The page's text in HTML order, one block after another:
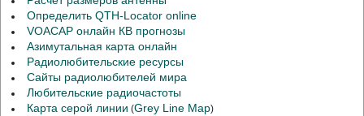
Определить QTH-Locator online
VOACAP онлайн КВ прогнозы
Азимутальная карта онлайн
Радиолюбительские ресурсы
Сайты радиолюбителей мира
Любительские радиочастоты
Карта серой линии (Grey Line Map)